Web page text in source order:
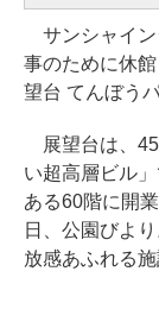
サンシャイン
事のために休
望台 てんぼう
展望台は、45
い超高層ビル
ある60階に開
日、公園びよ
放感あふれる施